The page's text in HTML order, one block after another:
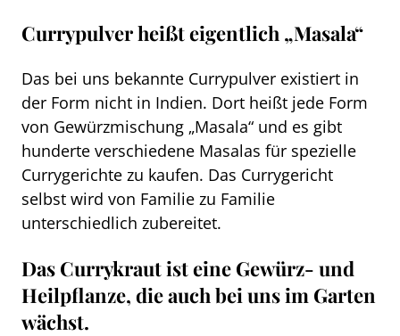
Currypulver heißt eigentlich „Masala“
Das bei uns bekannte Currypulver existiert in
der Form nicht in Indien. Dort heißt jede Form
von Gewürzmischung „Masala“ und es gibt
hunderte verschiedene Masalas für spezielle
Currygerichte zu kaufen. Das Currygericht
selbst wird von Familie zu Familie
unterschiedlich zubereitet.
Das Currykraut ist eine Gewürz- und
Heilpflanze, die auch bei uns im Garten
wächst.